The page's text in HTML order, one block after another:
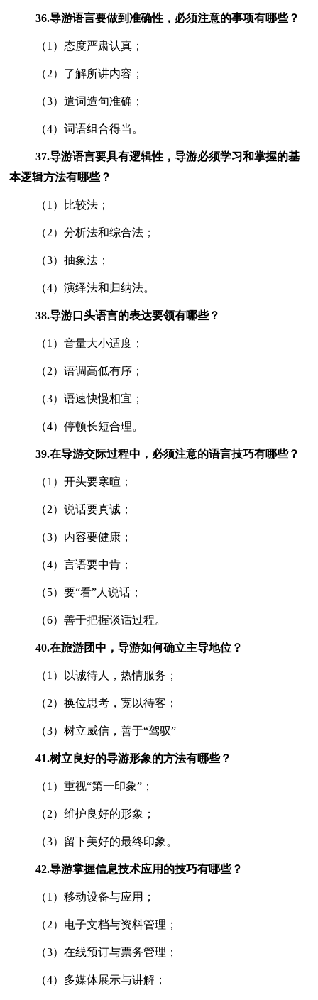
36.导游语言要做到准确性，必须注意的事项有哪些？
（1）态度严肃认真；
（2）了解所讲内容；
（3）遣词造句准确；
（4）词语组合得当。
37.导游语言要具有逻辑性，导游必须学习和掌握的基
本逻辑方法有哪些？
（1）比较法；
（2）分析法和综合法；
（3）抽象法；
（4）演绎法和归纳法。
38.导游口头语言的表达要领有哪些？
（1）音量大小适度；
（2）语调高低有序；
（3）语速快慢相宜；
（4）停顿长短合理。
39.在导游交际过程中，必须注意的语言技巧有哪些？
（1）开头要寒暄；
（2）说话要真诚；
（3）内容要健康；
（4）言语要中肯；
（5）要“看”人说话；
（6）善于把握谈话过程。
40.在旅游团中，导游如何确立主导地位？
（1）以诚待人，热情服务；
（2）换位思考，宽以待客；
（3）树立威信，善于“驾驭”
41.树立良好的导游形象的方法有哪些？
（1）重视“第一印象”；
（2）维护良好的形象；
（3）留下美好的最终印象。
42.导游掌握信息技术应用的技巧有哪些？
（1）移动设备与应用；
（2）电子文档与资料管理；
（3）在线预订与票务管理；
（4）多媒体展示与讲解；